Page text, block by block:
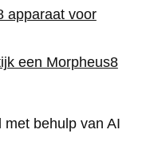
apparaat voor
een Morpheus8
behulp van AI